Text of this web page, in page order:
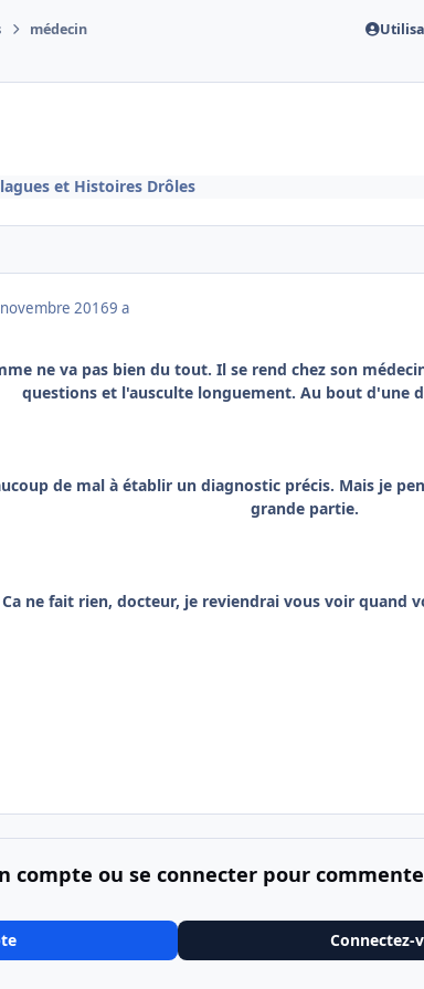
médecin
et Histoires Drôles
20169 a
ne va pas bien du tout. Il se rend chez son
questions et l'ausculte longuement. Au bout d'une
de mal à établir un diagnostic précis. Mais je
grande partie.
ne fait rien, docteur, je reviendrai vous voir quand
compte ou se connecter pour